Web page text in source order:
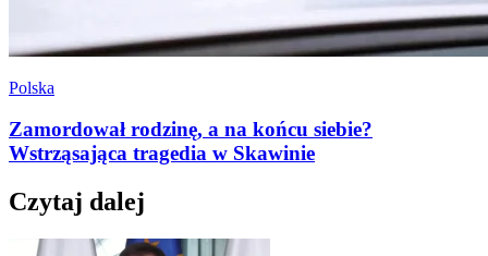
Polska
Zamordował rodzinę, a na końcu siebie?
Wstrząsająca tragedia w Skawinie
Czytaj dalej